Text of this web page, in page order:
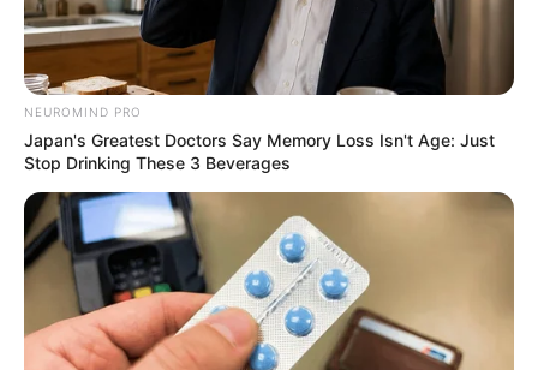
NEUROMIND PRO
Japan's Greatest Doctors Say Memory Loss Isn't Age: Just
Stop Drinking These 3 Beverages